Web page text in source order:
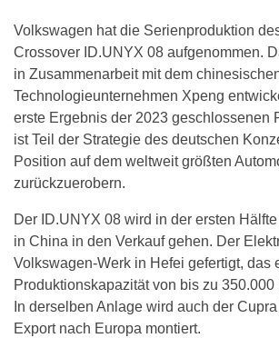
Volkswagen hat die Serienproduktion
Crossover ID.UNYX 08 aufgenommen.
in Zusammenarbeit mit dem
Technologieunternehmen Xpeng
erste Ergebnis der 2023 geschlossenen
ist Teil der Strategie des deutschen
Position auf dem weltweit größten
zurückzuerobern.
Der ID.UNYX 08 wird in der ersten
in China in den Verkauf gehen. Der
Volkswagen-Werk in Hefei gefertigt, das
Produktionskapazität von bis zu 350.000
In derselben Anlage wird auch der
Export nach Europa montiert.